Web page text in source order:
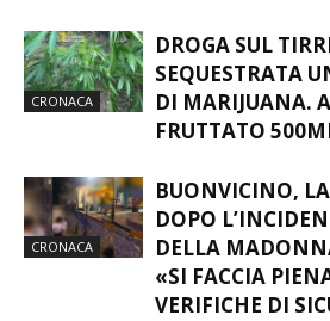
CRONACA
DROGA SUL
SEQUESTRATA
DI MARIJUANA.
FRUTTATO
CRONACA
BUONVICINO,
DOPO
DELLA
«SI FACCIA
VERIFICHE DI